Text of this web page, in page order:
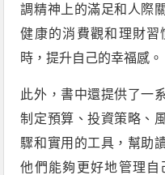
調精神上的滿足和人際
健康的消費觀和理財習
時，提升自己的幸福感。
此外，書中還提供了一
制定預算、投資策略、
驟和實用的工具，幫助
他們能夠更好地管理自